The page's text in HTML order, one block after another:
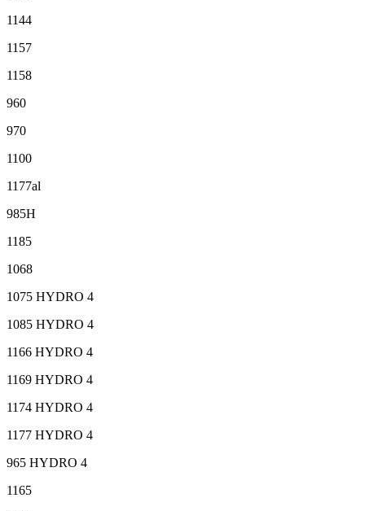
1144
1157
1158
960
970
1100
1177al
985H
1185
1068
1075 HYDRO 4
1085 HYDRO 4
1166 HYDRO 4
1169 HYDRO 4
1174 HYDRO 4
1177 HYDRO 4
965 HYDRO 4
1165